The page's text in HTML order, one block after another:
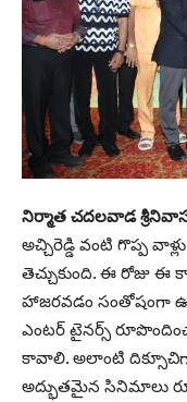
నిర్మాత చదలవాడ
అచ్చిరెడ్డి వంటి గొప్ప
తెచ్చుకుంది. ఈ రోజు ఈ
హాజరవడం సంతోషంగా
ఎంటర్ టైనర్స్
కావాలి. అలాంటి
అద్భుతమైన సినిమాలు